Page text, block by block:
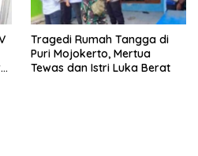
Tragedi Rumah Tangga di
Puri Mojokerto, Mertua
Tewas dan Istri Luka Berat